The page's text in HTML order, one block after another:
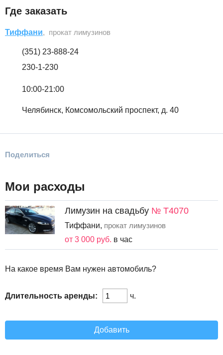
Где заказать
Тиффани, прокат лимузинов
(351) 23-888-24
230-1-230
10:00-21:00
Челябинск, Комсомольский проспект, д. 40
Поделиться
Мои расходы
Лимузин на свадьбу № Т4070
Тиффани, прокат лимузинов
от 3 000 руб. в час
На какое время Вам нужен автомобиль?
Длительность аренды: ч.
Добавить